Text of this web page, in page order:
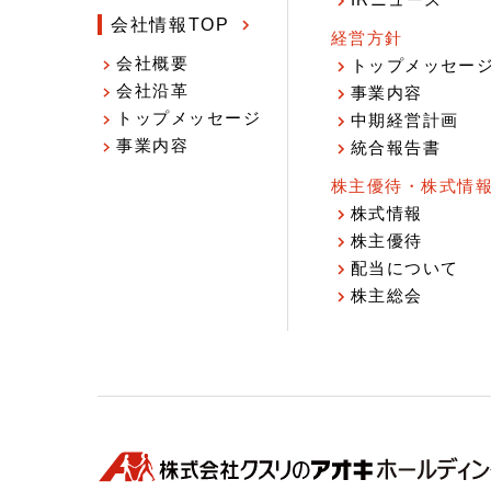
会社情報TOP
会社概要
会社沿革
トップメッセージ
事業内容
経営方針
トップメッセージ
事業内容
中期経営計画
統合報告書
株主優待・株式情報
株式情報
株主優待
配当について
株主総会